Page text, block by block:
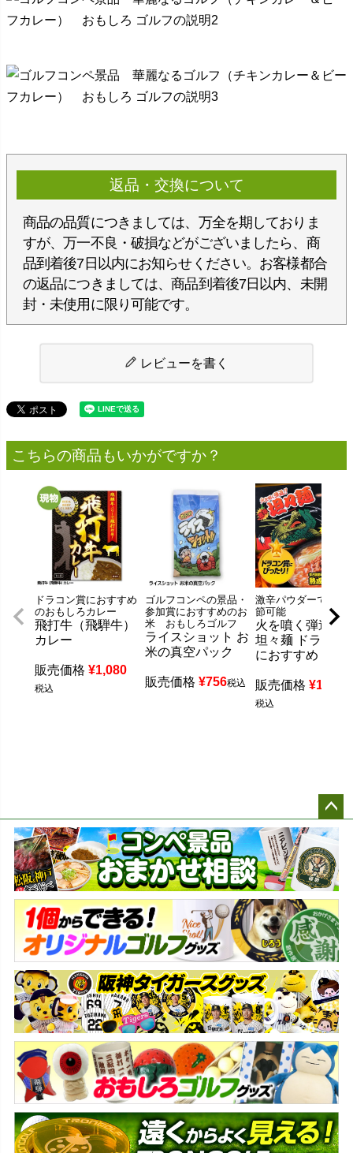
返品・交換について
商品の品質につきましては、万全を期しておりま
すが、万一不良・破損などがございましたら、商
品到着後7日以内にお知らせください。お客様都合
の返品につきましては、商品到着後7日以内、未開
封・未使用に限り可能です。
レビューを書く
こちらの商品もいかがですか？
ドラコン賞におすすめ
のおもしろカレー
飛打牛（飛騨牛）
カレー
販売価格 ¥1,080
税込
ゴルフコンペの景品・
参加賞におすすめのお
米 おもしろゴルフ
ライスショット お
米の真空パック
販売価格 ¥756税込
激辛パウダーで辛さ
節可能
火を噴く弾道 激
坦々麺 ドラコン
におすすめ
販売価格 ¥1,296
税込
ペー
ジト
ップ
へ